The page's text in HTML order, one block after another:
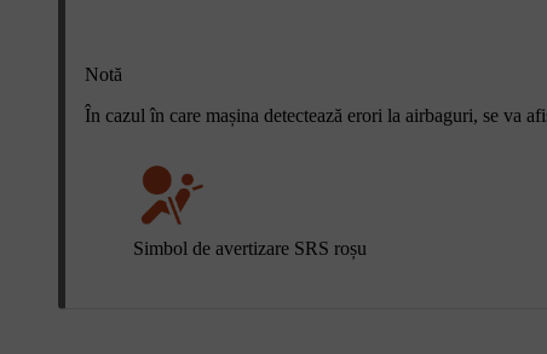
Notă
În cazul în care mașina detectează erori la airbaguri, se va
Simbol de avertizare SRS roșu